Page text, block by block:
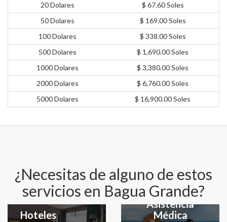
20 Dolares
$ 67.60 Soles
50 Dolares
$ 169.00 Soles
100 Dolares
$ 338.00 Soles
500 Dolares
$ 1,690.00 Soles
1000 Dolares
$ 3,380.00 Soles
2000 Dolares
$ 6,760.00 Soles
5000 Dolares
$ 16,900.00 Soles
¿Necesitas de alguno de estos
servicios en Bagua Grande?
Hoteles
Seguro y
Asistencia
Médica